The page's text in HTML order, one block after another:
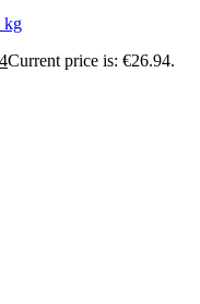
kg
Current price is: €26.94.